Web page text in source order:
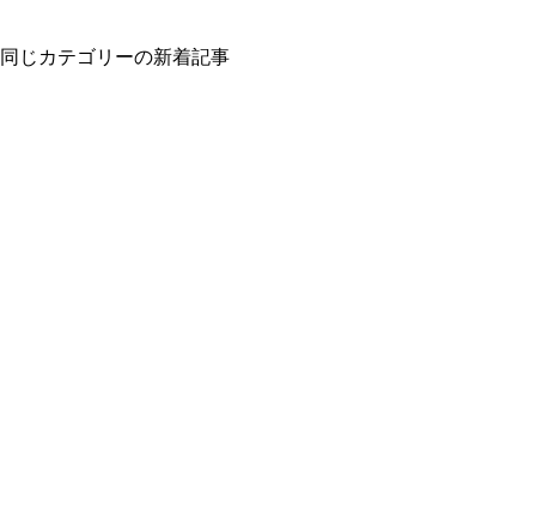
同じカテゴリーの新着記事